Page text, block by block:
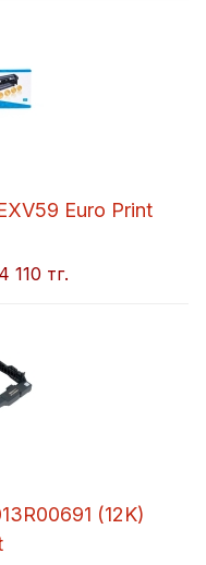
Euro Print
110 тг.
(12K)